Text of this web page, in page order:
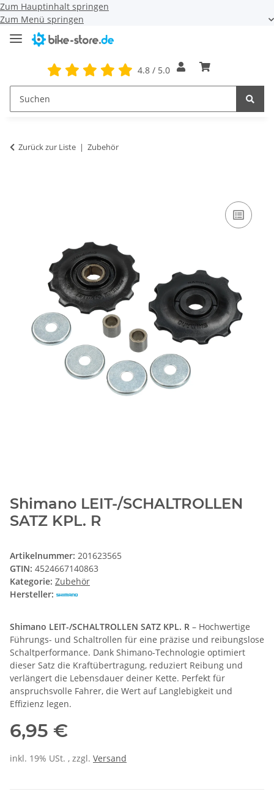
Zum Hauptinhalt springen
Zum Menü springen
4.8 / 5.0
Zurück zur Liste Zubehör
Shimano LEIT-/SCHALTROLLEN
SATZ KPL. R
Artikelnummer: 201623565
GTIN: 4524667140863
Kategorie: Zubehör
Hersteller:
Shimano LEIT-/SCHALTROLLEN SATZ KPL. R – Hochwertige
Führungs- und Schaltrollen für eine präzise und reibungslose
Schaltperformance. Dank Shimano-Technologie optimiert
dieser Satz die Kraftübertragung, reduziert Reibung und
verlängert die Lebensdauer deiner Kette. Perfekt für
anspruchsvolle Fahrer, die Wert auf Langlebigkeit und
Effizienz legen.
6,95 €
inkl. 19% USt. , zzgl. Versand